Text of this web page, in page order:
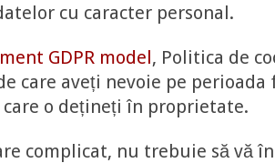
cu caracter personal.
GDPR model, Politica de
care aveți nevoie pe
o dețineți în proprietate.
nu trebuie să vă